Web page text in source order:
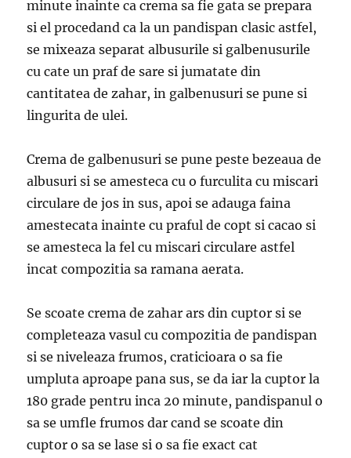
minute inainte ca crema sa fie gata se prepara
si el procedand ca la un pandispan clasic astfel,
se mixeaza separat albusurile si galbenusurile
cu cate un praf de sare si jumatate din
cantitatea de zahar, in galbenusuri se pune si
lingurita de ulei.
Crema de galbenusuri se pune peste bezeaua de
albusuri si se amesteca cu o furculita cu miscari
circulare de jos in sus, apoi se adauga faina
amestecata inainte cu praful de copt si cacao si
se amesteca la fel cu miscari circulare astfel
incat compozitia sa ramana aerata.
Se scoate crema de zahar ars din cuptor si se
completeaza vasul cu compozitia de pandispan
si se niveleaza frumos, craticioara o sa fie
umpluta aproape pana sus, se da iar la cuptor la
180 grade pentru inca 20 minute, pandispanul o
sa se umfle frumos dar cand se scoate din
cuptor o sa se lase si o sa fie exact cat